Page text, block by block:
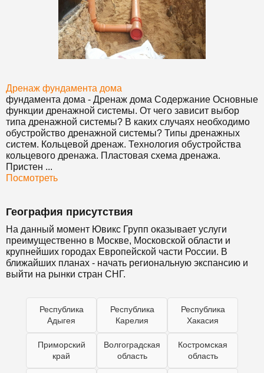
Дренаж фундамента дома
фундамента дома - Дренаж дома Содержание Основные
функции дренажной системы. От чего зависит выбор
типа дренажной системы? В каких случаях необходимо
обустройство дренажной системы? Типы дренажных
систем. Кольцевой дренаж. Технология обустройства
кольцевого дренажа. Пластовая схема дренажа.
Пристен ...
Посмотреть
География присутствия
На данный момент Ювикс Групп оказывает услуги
преимущественно в Москве, Московской области и
крупнейших городах Европейской части России. В
ближайших планах - начать региональную экспансию и
выйти на рынки стран СНГ.
Республика
Адыгея
Республика
Карелия
Республика
Хакасия
Приморский
край
Волгоградская
область
Костромская
область